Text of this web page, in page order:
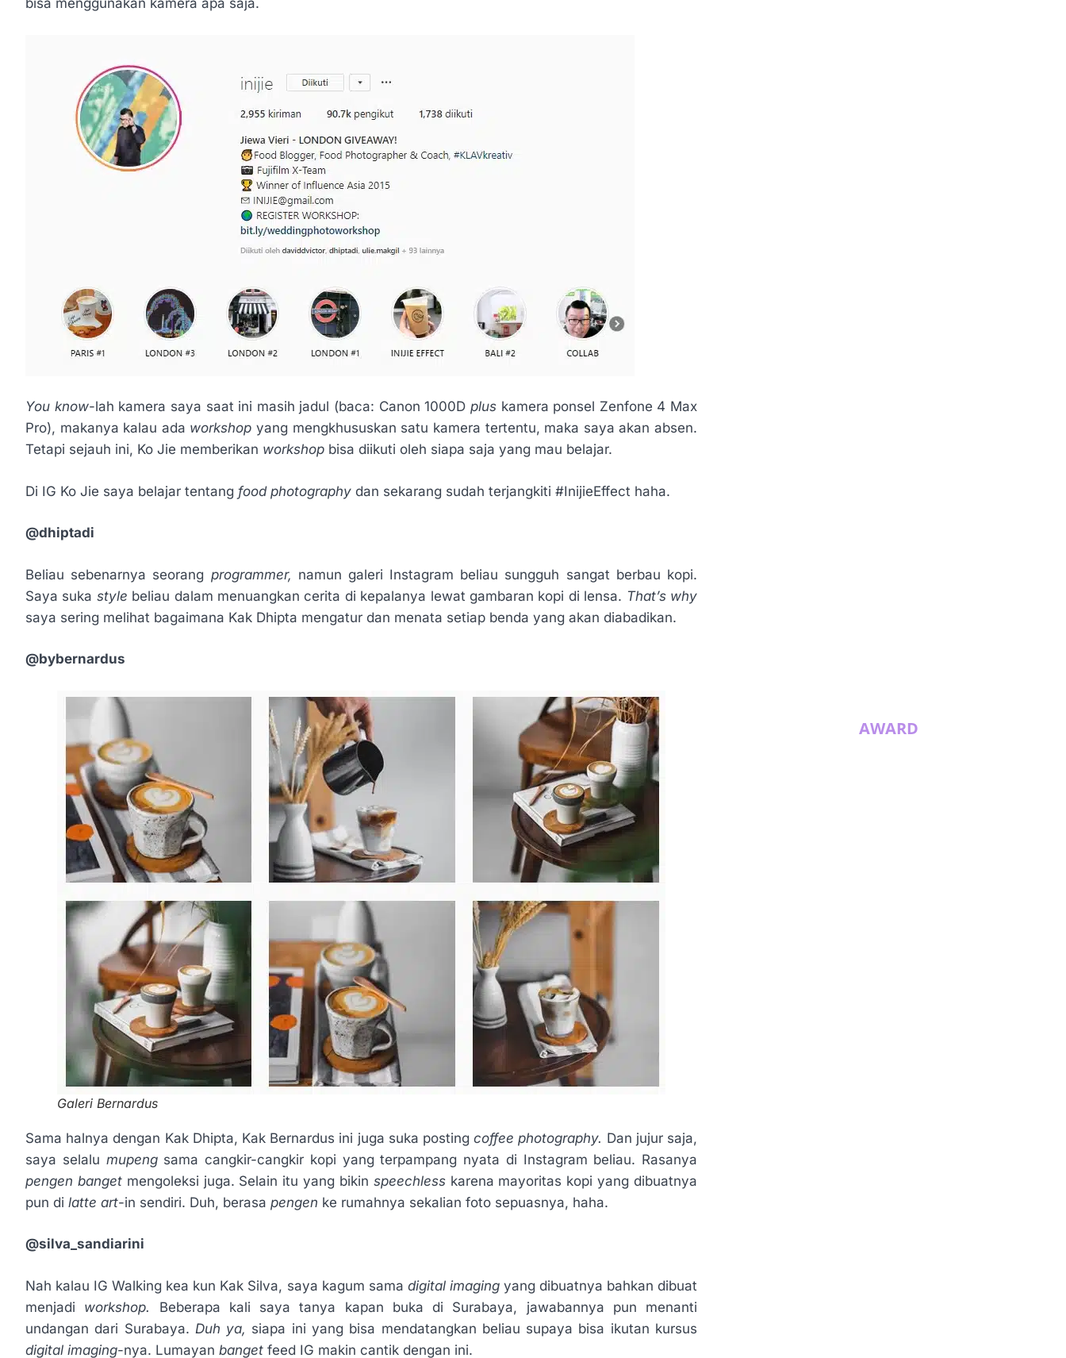
bisa menggunakan kamera apa saja.
You know-lah kamera saya saat ini masih jadul (baca: Canon 1000D plus kamera ponsel Zenfone 4 Max
Pro), makanya kalau ada workshopyang mengkhususkan satu kamera tertentu, maka saya akan absen.
Tetapi sejauh ini, Ko Jie memberikan workshop bisa diikuti oleh siapa saja yang mau belajar.
Di IG Ko Jie saya belajar tentang food photography dan sekarang sudah terjangkiti #InijieEffect haha.
@dhiptadi
Beliau sebenarnya seorang programmer, namun galeri Instagram beliau sungguh sangat berbau kopi.
Saya suka style beliau dalam menuangkan cerita di kepalanya lewat gambaran kopi di lensa. That’s why
saya sering melihat bagaimana Kak Dhipta mengatur dan menata setiap benda yang akan diabadikan.
@bybernardus
Galeri Bernardus
Sama halnya dengan Kak Dhipta, Kak Bernardus ini juga suka postingcoffee photography. Dan jujur saja,
saya selalu mupeng sama cangkir-cangkir kopi yang terpampang nyata di Instagram beliau. Rasanya
pengen banget mengoleksi juga. Selain itu yang bikin speechless karena mayoritas kopi yang dibuatnya
pun di latte art­-in sendiri. Duh, berasa pengen ke rumahnya sekalian foto sepuasnya, haha.
@silva_sandiarini
Nah kalau IG Walking kea kun Kak Silva, saya kagum sama digital imaging yang dibuatnya bahkan dibuat
menjadi workshop. Beberapa kali saya tanya kapan buka di Surabaya, jawabannya pun menanti
undangan dari Surabaya. Duh ya, siapa ini yang bisa mendatangkan beliau supaya bisa ikutan kursus
digital imaging-nya. Lumayan banget feed IG makin cantik dengan ini.
AWARD